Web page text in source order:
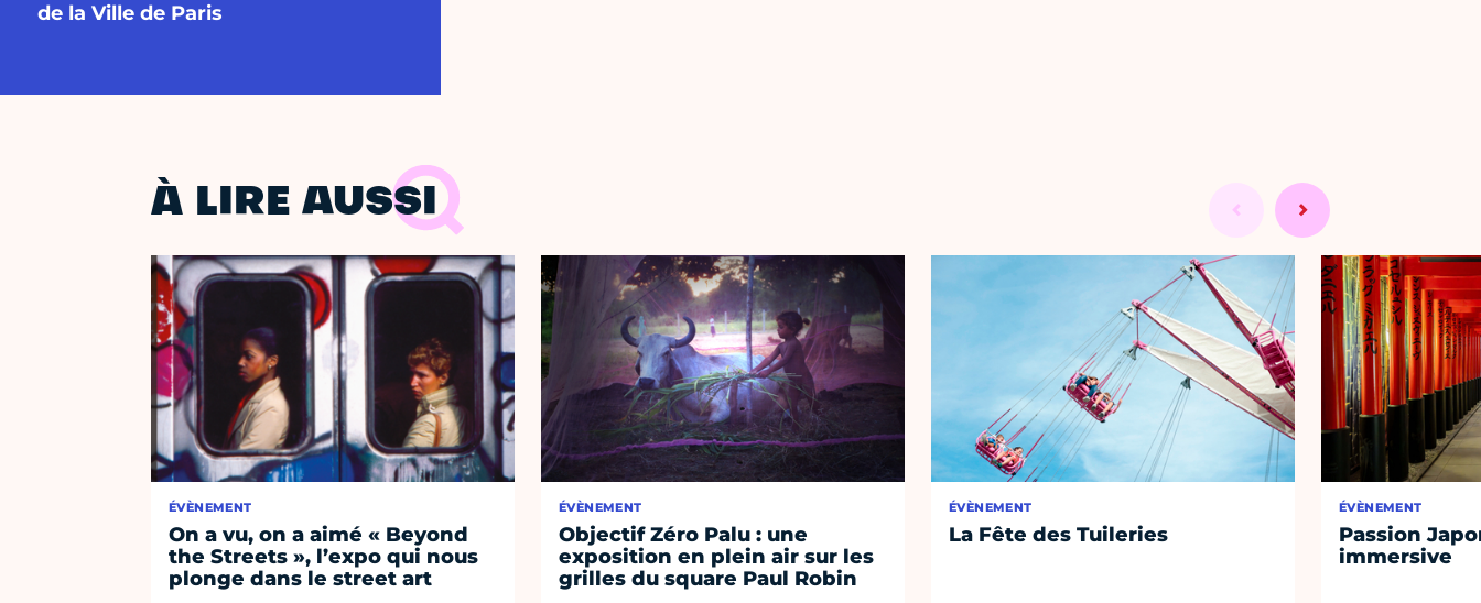
de la Ville de Paris
À LIRE AUSSI
ÉVÈNEMENT
On a vu, on a aimé « Beyond
the Streets », l’expo qui nous
plonge dans le street art
ÉVÈNEMENT
Objectif Zéro Palu : une
exposition en plein air sur les
grilles du square Paul Robin
ÉVÈNEMENT
La Fête des Tuileries
ÉVÈNEMENT
Passion
immersive